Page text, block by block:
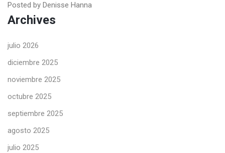
Posted by Denisse Hanna
Archives
julio 2026
diciembre 2025
noviembre 2025
octubre 2025
septiembre 2025
agosto 2025
julio 2025